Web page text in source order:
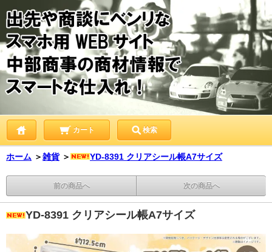
カート 検索
ホーム ＞雑貨 ＞ YD-8391 クリアシール帳A7サイズ
前の商品へ 次の商品へ
YD-8391 クリアシール帳A7サイズ